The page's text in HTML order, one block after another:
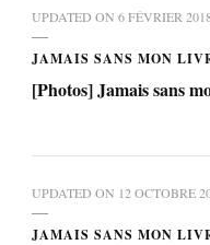
UPDATED ON 6 FÉVRIER 2018
JAMAIS SANS MON
[Photos] Jamais sans
UPDATED ON 12 OCTOBRE
JAMAIS SANS MON